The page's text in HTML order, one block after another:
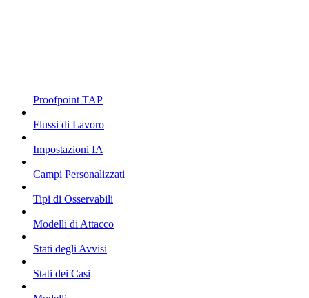
Proofpoint TAP
Flussi di Lavoro
Impostazioni IA
Campi Personalizzati
Tipi di Osservabili
Modelli di Attacco
Stati degli Avvisi
Stati dei Casi